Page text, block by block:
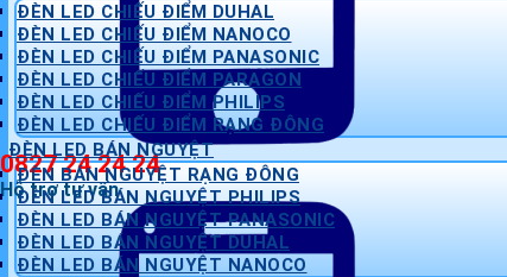
0827 24 24 24
Hỗ trợ tư vấn
ĐÈN LED CHIẾU ĐIỂM DUHAL
ĐÈN LED CHIẾU ĐIỂM NANOCO
ĐÈN LED CHIẾU ĐIỂM PANASONIC
ĐÈN LED CHIẾU ĐIỂM PARAGON
ĐÈN LED CHIẾU ĐIỂM PHILIPS
ĐÈN LED CHIẾU ĐIỂM RẠNG ĐÔNG
ĐÈN LED BÁN NGUYỆT
ĐÈN BÁN NGUYỆT RẠNG ĐÔNG
ĐÈN LED BÁN NGUYỆT PHILIPS
ĐÈN LED BÁN NGUYỆT PANASONIC
ĐÈN LED BÁN NGUYỆT DUHAL
ĐÈN LED BÁN NGUYỆT NANOCO